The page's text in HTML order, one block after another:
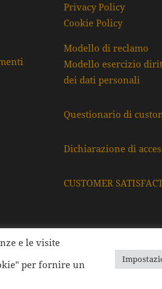
Privacy Policy
Cookie Policy
Modello di reclamo
Modello esercizio
dei dati personali
Questionario di
Dichiarazione di
CUSTOMER
| Cod.F. e P.Iva:
e le visite
per fornire un